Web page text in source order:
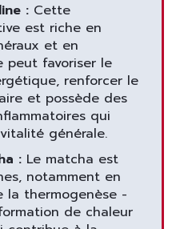
: Cette
est riche en
et en
peut favoriser le
renforcer le
et possède des
qui
générale.
: Le matcha est
notamment en
la thermogenèse -
de chaleur